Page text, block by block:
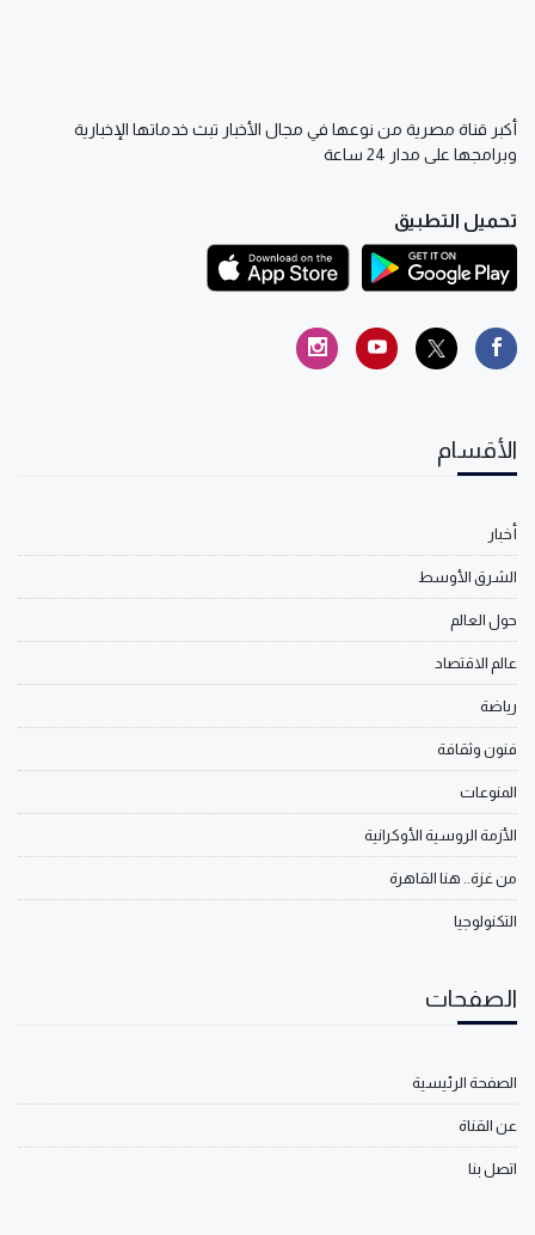
أكبر قناة مصرية من نوعها في مجال الأخبار تبث خدماتها الإخبارية
وبرامجها على مدار 24 ساعة
تحميل التطبيق
الأقسام
أخبار
الشرق الأوسط
حول العالم
عالم الاقتصاد
رياضة
فنون وثقافة
المنوعات
الأزمة الروسية الأوكرانية
من غزة.. هنا القاهرة
التكنولوجيا
الصفحات
الصفحة الرئيسية
عن القناة
اتصل بنا